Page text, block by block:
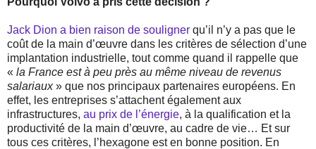
Jack Dion a bien raison de souligner qu’il n’y a pas que le
coût de la main d’œuvre dans les critères de sélection d’une
implantation industrielle, tout comme quand il rappelle que
« la France est à peu près au même niveau de revenus
salariaux» que nos principaux partenaires européens. En
effet, les entreprises s’attachent également aux
infrastructures, au prix de l’énergie, à la qualification et la
productivité de la main d’œuvre, au cadre de vie… Et sur
tous ces critères, l’hexagone est en bonne position. En